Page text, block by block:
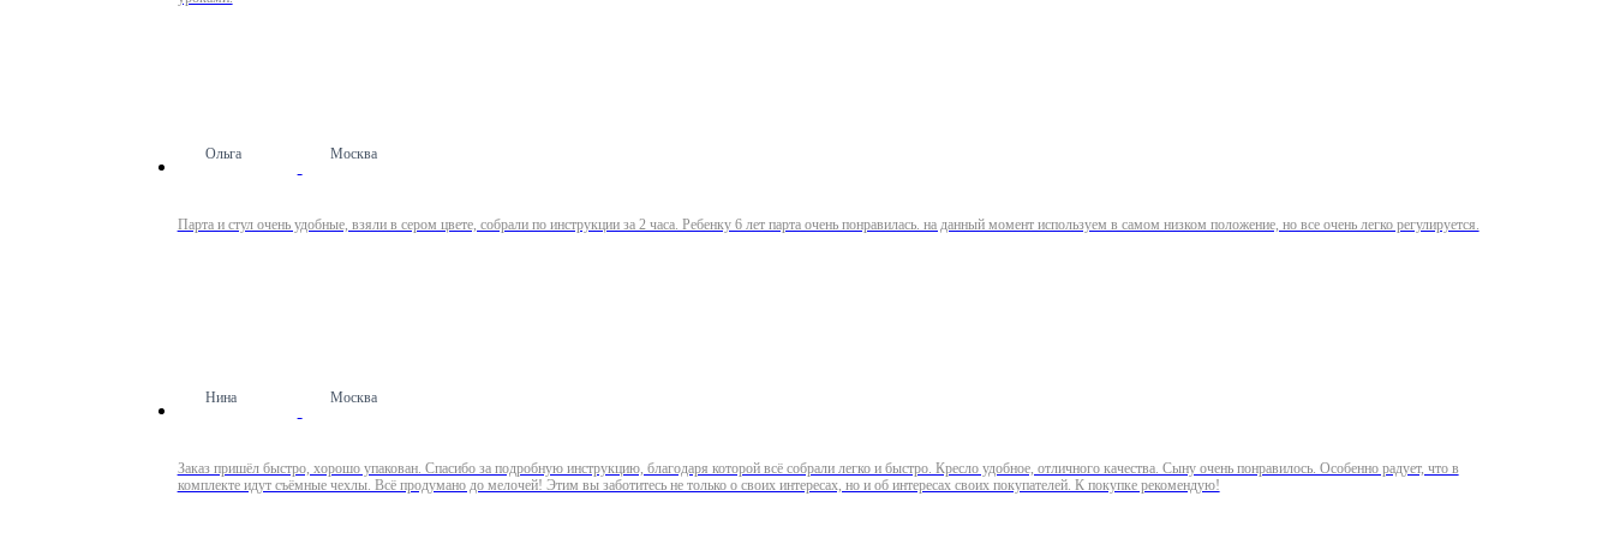
Ольга Москва
Парта и стул очень удобные, взяли в сером цвете, собрали по инструкции за 2 часа. Ребенку 6 лет парта очень понравилась. на данный момент используем в самом низком положение, но все очень легко регулируется.
Нина Москва
Заказ пришёл быстро, хорошо упакован. Спасибо за подробную инструкцию, благодаря которой всё собрали легко и быстро. Кресло удобное, отличного качества. Сыну очень понравилось. Особенно радует, что в
комплекте идут съёмные чехлы. Всё продумано до мелочей! Этим вы заботитесь не только о своих интересах, но и об интересах своих покупателей. К покупке рекомендую!